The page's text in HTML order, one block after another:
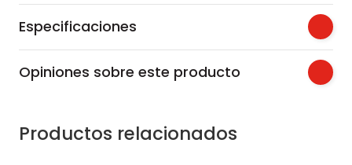
Especificaciones
Opiniones sobre este producto
Productos relacionados